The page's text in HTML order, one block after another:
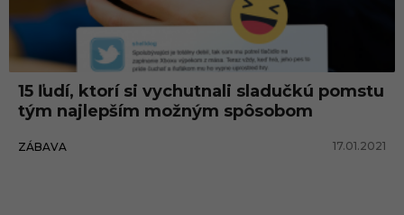
c
k
á
p
m
15 ľudí, ktorí si vychutnali sladučkú pomstu
tým najlepším možným spôsobom
ZÁBAVA 17.01.2021